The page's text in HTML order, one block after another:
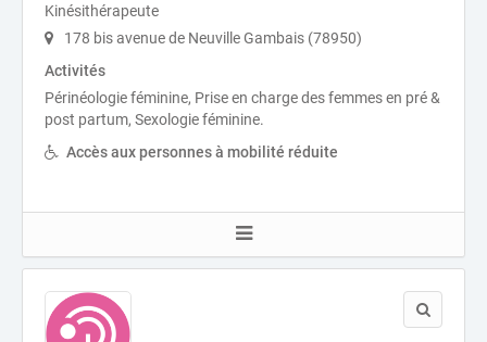
Kinésithérapeute
178 bis avenue de Neuville Gambais (78950)
Activités
Périnéologie féminine, Prise en charge des femmes en pré &
post partum, Sexologie féminine.
Accès aux personnes à mobilité réduite